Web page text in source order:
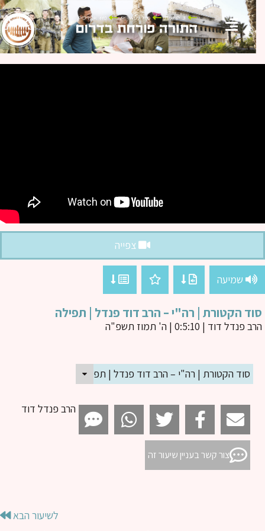
צפייה
שמיעה
הקטורת | רה"י – הרב דוד פנדל | תפילה
פנדל דוד| 0:5:10 | ה' תמוז תשפ"ה
סוד הקטורת | רה"י – הרב דוד פנדל | תפילה
הרב פנדל דוד
צור קשר בעניין שיעור זה
לשיעור הבא